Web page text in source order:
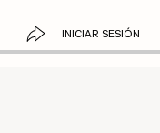
INICIAR SESIÓN